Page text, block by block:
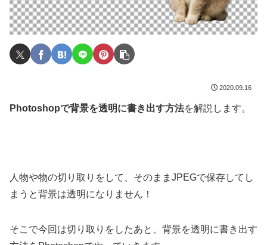
2020.09.16
Photoshopで背景を透明に書き出す方法を解説します。
人物や物の切り取りをして、そのままJPEGで保存してし
まうと背景は透明になりません！
そこで今回は切り取りをしたあと、背景を透明に書き出す